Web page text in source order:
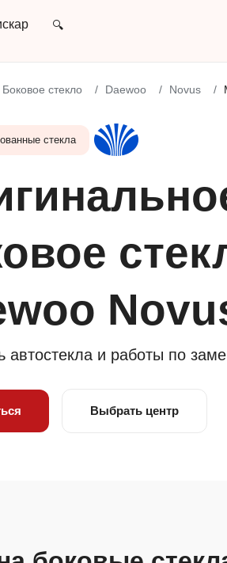
Боковое стекло Daewoo Novus
стекла
автостекла и работы по
Выбрать центр